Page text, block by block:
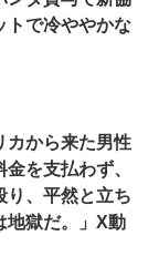
で冷ややかな
カから来た男性
を支払わず、
り、平然と立ち
地獄だ。」X動